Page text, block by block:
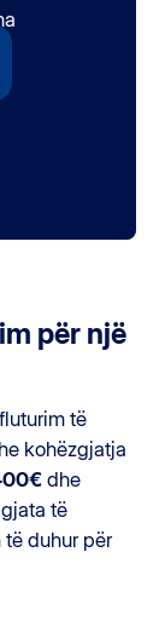
për një
të
kohëzgjatja
dhe
të
duhur për